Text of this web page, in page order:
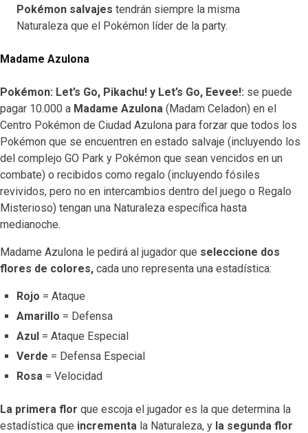
Pokémon salvajes tendrán siempre la misma
Naturaleza que el Pokémon líder de la party.
Madame Azulona
Pokémon: Let’s Go, Pikachu! y Let’s Go, Eevee!: se puede
pagar 10.000 a Madame Azulona (Madam Celadon) en el
Centro Pokémon de Ciudad Azulona para forzar que todos los
Pokémon que se encuentren en estado salvaje (incluyendo los
del complejo GO Park y Pokémon que sean vencidos en un
combate) o recibidos como regalo (incluyendo fósiles
revividos, pero no en intercambios dentro del juego o Regalo
Misterioso) tengan una Naturaleza específica hasta
medianoche.
Madame Azulona le pedirá al jugador que seleccione dos
flores de colores, cada uno representa una estadística:
Rojo = Ataque
Amarillo = Defensa
Azul = Ataque Especial
Verde = Defensa Especial
Rosa = Velocidad
La primera flor que escoja el jugador es la que determina la
estadística que incrementa la Naturaleza, y la segunda flor